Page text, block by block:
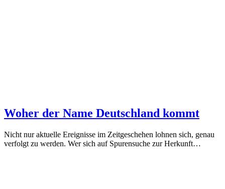
Woher der Name Deutschland kommt
Nicht nur aktuelle Ereignisse im Zeitgeschehen lohnen sich, genau
verfolgt zu werden. Wer sich auf Spurensuche zur Herkunft…